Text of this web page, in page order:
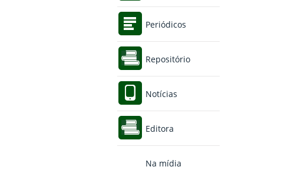
Periódicos
Repositório
Notícias
Editora
Na mídia